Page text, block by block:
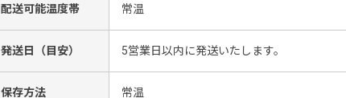
配送可能温度帯 常温
発送日（目安） 5営業日以内に発送いたします。
保存方法 常温